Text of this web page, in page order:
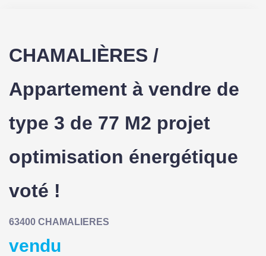
CHAMALIÈRES /
Appartement à vendre de
type 3 de 77 M2 projet
optimisation énergétique
voté !
63400 CHAMALIERES
vendu